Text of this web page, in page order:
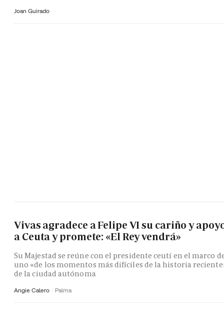
Joan Guirado
Vivas agradece a Felipe VI su cariño y
a Ceuta y promete: «El Rey vendrá»
Su Majestad se reúne con el presidente ceutí en el marco
uno «de los momentos más difíciles de la historia
de la ciudad autónoma
Angie Calero Palma